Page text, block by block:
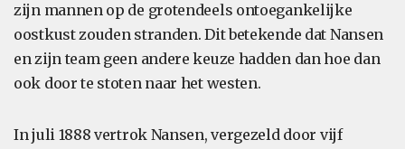
zijn mannen op de grotendeels ontoegankelijke
oostkust zouden stranden. Dit betekende dat Nansen
en zijn team geen andere keuze hadden dan hoe dan
ook door te stoten naar het westen.
In juli 1888 vertrok Nansen, vergezeld door vijf